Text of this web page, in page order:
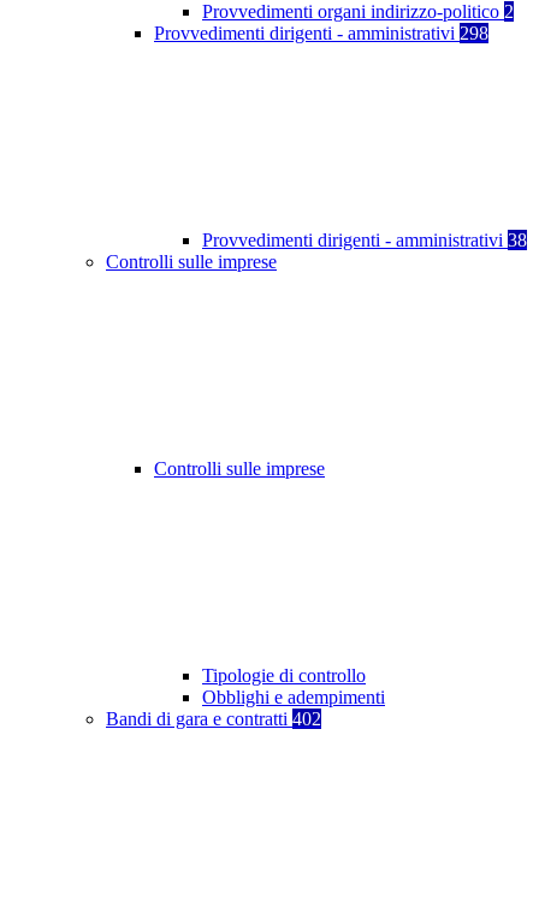
Provvedimenti organi indirizzo-politico 2
Provvedimenti dirigenti - amministrativi 298
Provvedimenti dirigenti - amministrativi 38
Controlli sulle imprese
Controlli sulle imprese
Tipologie di controllo
Obblighi e adempimenti
Bandi di gara e contratti 402